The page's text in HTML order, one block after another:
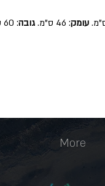
עומק: 46 ס"מ. גובה: 60 ס"מ.
More